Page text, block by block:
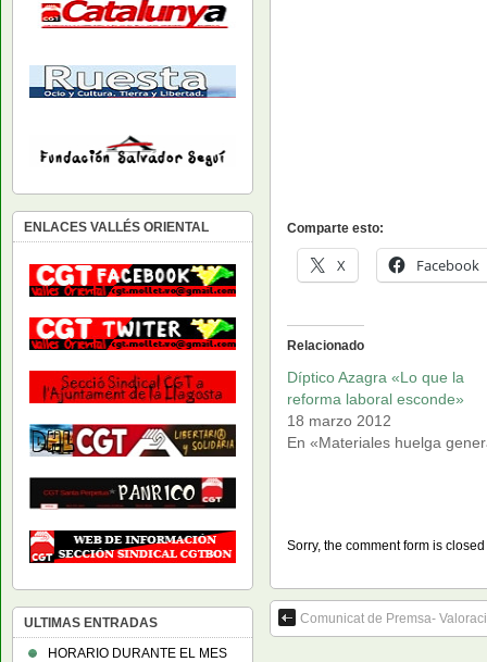
Comparte esto:
X Facebook
Relacionado
Díptico Azagra «Lo que la
reforma laboral esconde»
18 marzo 2012
En «Materiales huelga
Sorry, the comment form is
Comunicat de Premsa-
ENLACES VALLÉS ORIENTAL
ULTIMAS ENTRADAS
HORARIO DURANTE EL MES